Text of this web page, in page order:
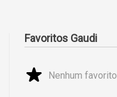
Favoritos Gaudi
Nenhum favorito